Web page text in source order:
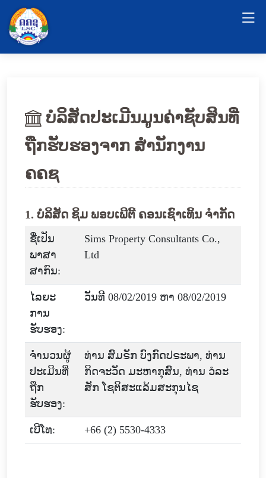
ບໍລິສັດປະເມີນມູນຄ່າຊັບສິນທີ່
ຖືກຮັບຮອງຈາກ ສໍານັກງານ
ຄຄຊ
1. ບໍລິສັດ ຊິມ ພອບເພີຕີ້ ຄອນເຊົາເທິ້ນ ຈໍາກັດ
ຊື່ເປັນ
ພາສາ
ສາກົນ:
Sims Property Consultants Co.,
Ltd
ໄລຍະ
ການ
ຮັບຮອງ:
ວັນທີ 08/02/2019 ຫາ 08/02/2019
ຈໍານວນຜູ້
ປະເມີນທີ່
ຖືກ
ຮັບຮອງ:
ທ່ານ ສົມຣັກ ບົງກົດປຣະພາ, ທ່ານ
ກິດຈະວັດ ມະຫາກຸສົນ, ທ່ານ ວໍລະ
ສັກ ໂຊຕິສະແລ້ມສະກຸນໄຊ
ເບີໂທ: +66 (2) 5530-4333